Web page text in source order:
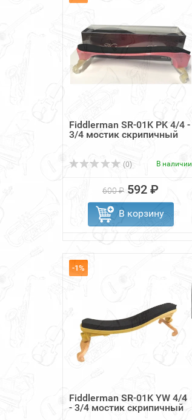
Fiddlerman SR-01K PK 4/4 -
3/4 мостик скрипичный
(0) В наличии
600 ₽ 592 ₽
В корзину
-1%
Fiddlerman SR-01K YW 4/4
- 3/4 мостик скрипичный